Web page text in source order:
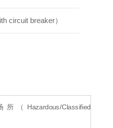
circuit breaker）
（Hazardous/Classified